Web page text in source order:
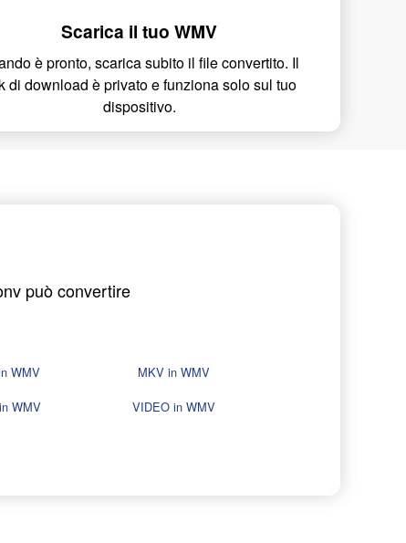
Scarica il tuo WMV
è pronto, scarica subito il file convertito. Il
di download è privato e funziona solo sul tuo
dispositivo.
può convertire
WMV
MKV in WMV
WMV
VIDEO in WMV